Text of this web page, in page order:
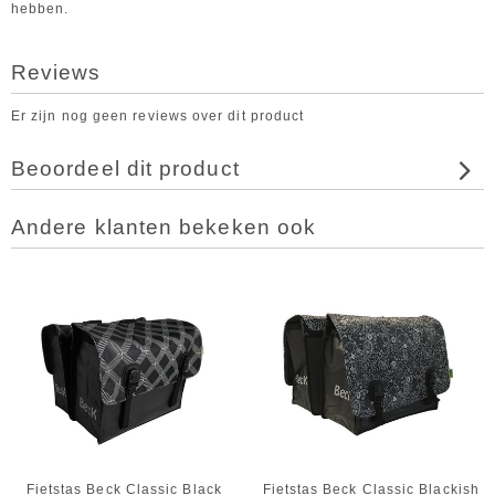
hebben.
Reviews
Er zijn nog geen reviews over dit product
Beoordeel dit product
Andere klanten bekeken ook
Fietstas Beck Classic Black
Fietstas Beck Classic Blackish